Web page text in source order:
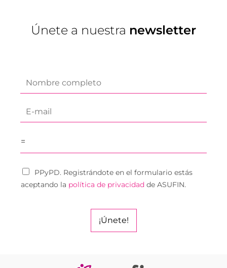
Únete a nuestra newsletter
n
e
*
i
l
*
=
PPyPD. Registrándote en el formulario estás
aceptando la política de privacidad de ASUFIN.
¡Únete!